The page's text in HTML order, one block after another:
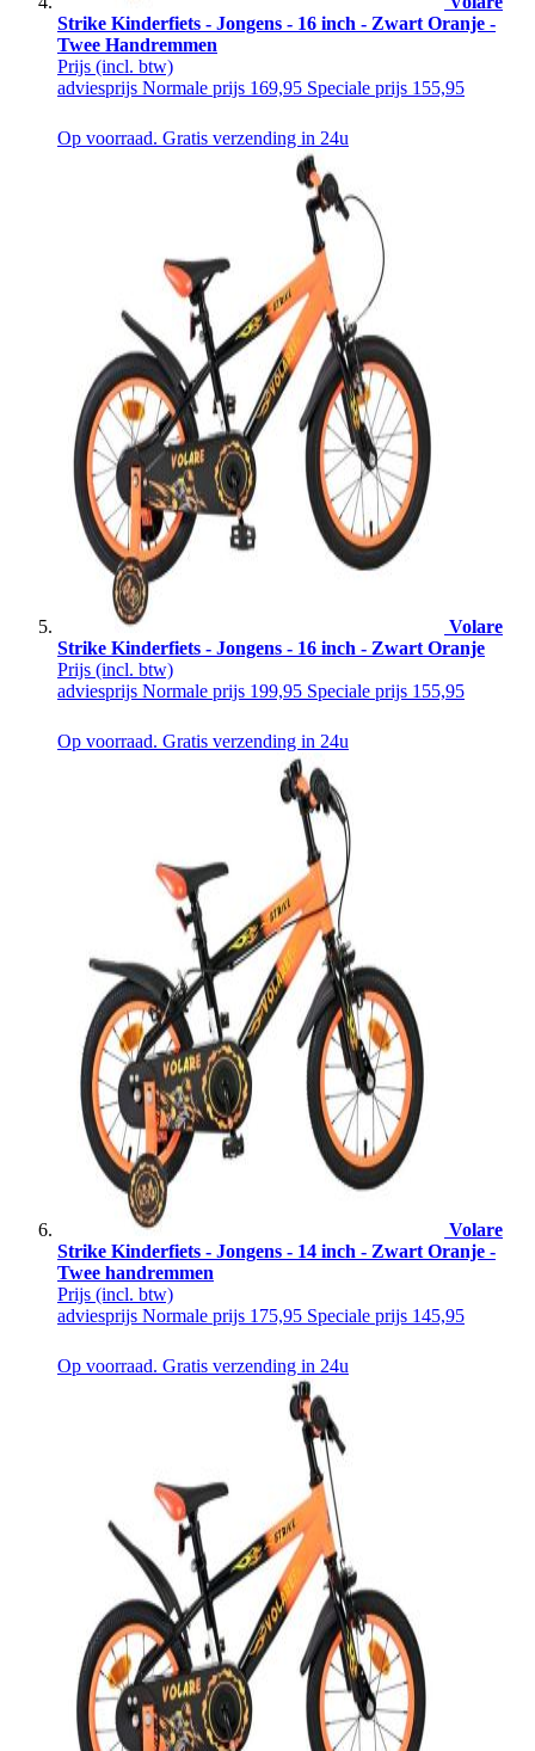
Strike Kinderfiets - Jongens - 16 inch - Zwart Oranje -
Twee Handremmen
Prijs (incl. btw)
adviesprijs Normale prijs 169,95 Speciale prijs 155,95
Op voorraad. Gratis verzending in 24u
Volare
Strike Kinderfiets - Jongens - 16 inch - Zwart Oranje
Prijs (incl. btw)
adviesprijs Normale prijs 199,95 Speciale prijs 155,95
Op voorraad. Gratis verzending in 24u
Volare
Strike Kinderfiets - Jongens - 14 inch - Zwart Oranje -
Twee handremmen
Prijs (incl. btw)
adviesprijs Normale prijs 175,95 Speciale prijs 145,95
Op voorraad. Gratis verzending in 24u